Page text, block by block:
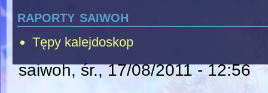
raporty saiwoh
Tępy kalejdoskop
saiwoh, śr., 17/08/2011 - 12:56